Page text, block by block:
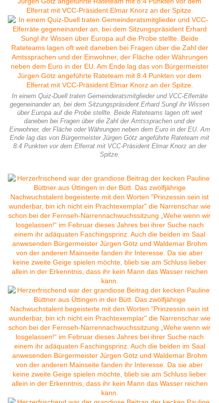
In einem Quiz-Duell traten Gemeinderatsmitglieder und VCC-Elferräte
gegeneinander an, bei dem Sitzungspräsident Erhard Sungl ihr Wissen
über Europa auf die Probe stellte. Beide Rateteams lagen oft weit
daneben bei Fragen über die Zahl der Amtssprachen und der
Einwohner, der Fläche oder Währungen neben dem Euro in der EU. Am
Ende lag das von Bürgermeister Jürgen Götz angeführte Rateteam mit
8:4 Punkten vor dem Elferrat mit VCC-Präsident Elmar Knorz an der
Spitze.